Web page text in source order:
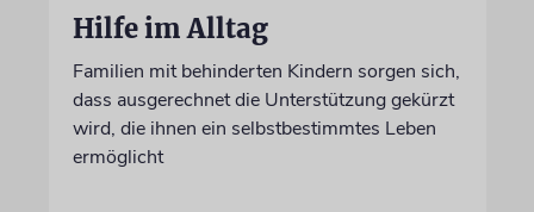
Hilfe im Alltag
Familien mit behinderten Kindern sorgen sich,
dass ausgerechnet die Unterstützung gekürzt
wird, die ihnen ein selbstbestimmtes Leben
ermöglicht